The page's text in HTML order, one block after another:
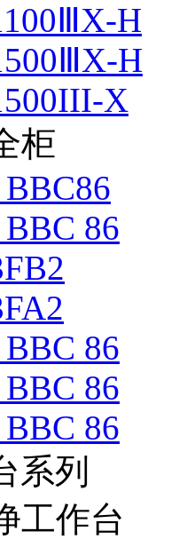
H
H
X
柜
BBC86
BBC 86
BBC 86
BBC 86
BBC 86
系列
工作台